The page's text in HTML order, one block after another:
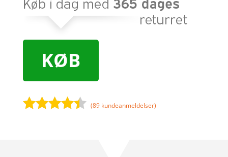
KØB
(89 kundeanmeldelser)